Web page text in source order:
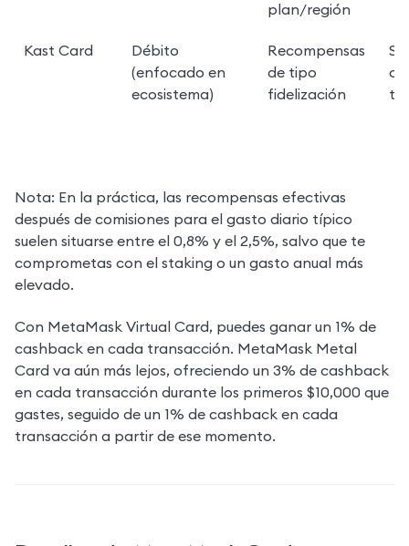
plan/región
Kast Card
Débito
(enfocado en
ecosistema)
Recompensas
de tipo
fidelización
Nota: En la práctica, las recompensas efectivas
después de comisiones para el gasto diario típico
suelen situarse entre el 0,8% y el 2,5%, salvo que te
comprometas con el staking o un gasto anual más
elevado.
Con MetaMask Virtual Card, puedes ganar un 1% de
cashback en cada transacción. MetaMask Metal
Card va aún más lejos, ofreciendo un 3% de cashback
en cada transacción durante los primeros $10,000 que
gastes, seguido de un 1% de cashback en cada
transacción a partir de ese momento.